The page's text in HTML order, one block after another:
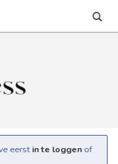
eerst in te loggen of